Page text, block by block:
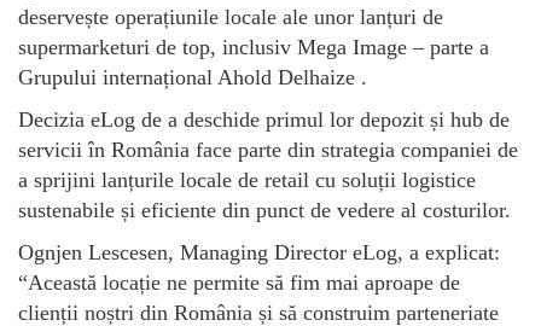
deservește operațiunile locale ale unor lanțuri de
supermarketuri de top, inclusiv Mega Image – parte a
Grupului internațional Ahold Delhaize .
Decizia eLog de a deschide primul lor depozit și hub de
servicii în România face parte din strategia companiei de
a sprijini lanțurile locale de retail cu soluții logistice
sustenabile și eficiente din punct de vedere al costurilor.
Ognjen Lescesen, Managing Director eLog, a explicat:
“Această locație ne permite să fim mai aproape de
clienții noștri din România și să construim parteneriate